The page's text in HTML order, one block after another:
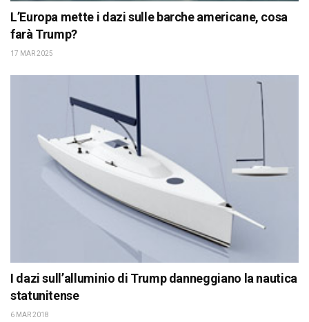
L’Europa mette i dazi sulle barche americane, cosa
farà Trump?
17 MAR 2025
I dazi sull’alluminio di Trump danneggiano la nautica
statunitense
6 MAR 2018